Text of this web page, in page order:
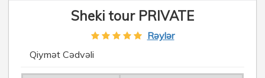
Sheki tour PRIVATE
Rəylər
Qiymət Cədvəli